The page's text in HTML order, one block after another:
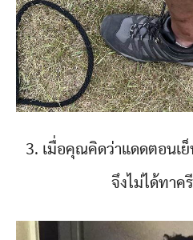
3. เมื่อคุณคิดว่าแดดตอนเ
จึงไม่ได้ทาค